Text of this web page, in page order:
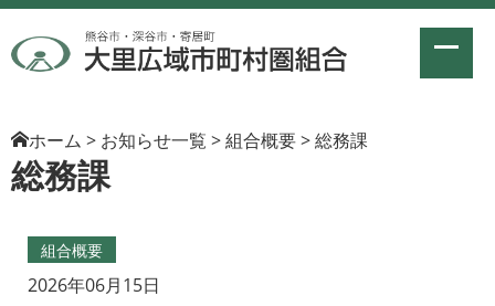
ホーム > お知らせ一覧 >組合概要>総務課
総務課
組合概要
2026年06月15日